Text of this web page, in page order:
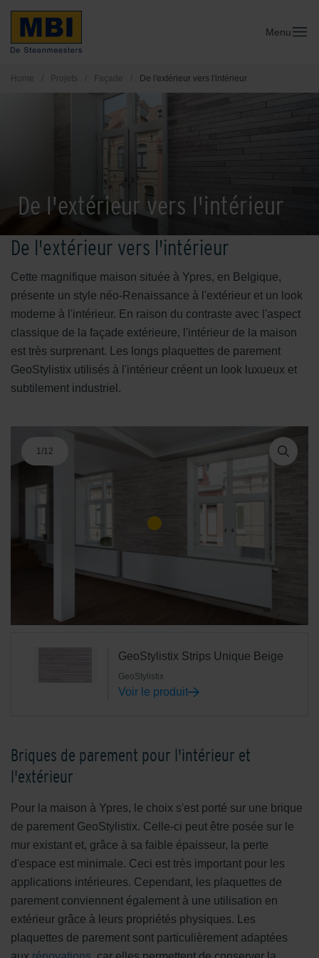
Menu
Home / Projets / Façade / De l'extérieur vers l'intérieur
De l'extérieur vers l'intérieur
De l'extérieur vers l'intérieur
Cette magnifique maison située à Ypres, en Belgique,
présente un style néo-Renaissance à l'extérieur et un look
moderne à l'intérieur. En raison du contraste avec l'aspect
classique de la façade extérieure, l'intérieur de la maison
est très surprenant. Les longs plaquettes de parement
GeoStylistix utilisés à l'intérieur créent un look luxueux et
subtilement industriel.
1/12
GeoStylistix Strips Unique Beige
GeoStylistix
Voir le produit
Briques de parement pour l'intérieur et
l'extérieur
Pour la maison à Ypres, le choix s'est porté sur une brique
de parement GeoStylistix. Celle-ci peut être posée sur le
mur existant et, grâce à sa faible épaisseur, la perte
d'espace est minimale. Ceci est très important pour les
applications intérieures. Cependant, les plaquettes de
parement conviennent également à une utilisation en
extérieur grâce à leurs propriétés physiques. Les
plaquettes de parement sont particulièrement adaptées